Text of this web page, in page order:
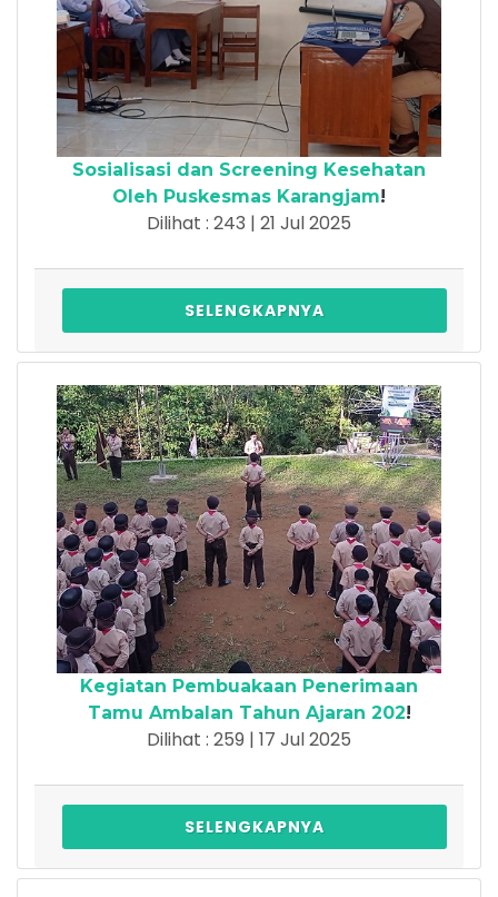
Sosialisasi dan Screening Kesehatan
Oleh Puskesmas Karangjam!
Dilihat : 243 | 21 Jul 2025
SELENGKAPNYA
Kegiatan Pembuakaan Penerimaan
Tamu Ambalan Tahun Ajaran 202!
Dilihat : 259 | 17 Jul 2025
SELENGKAPNYA